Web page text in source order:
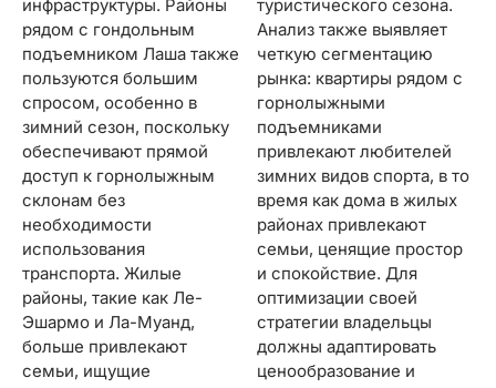
инфраструктуры. Районы
рядом с гондольным
подъемником Лаша также
пользуются большим
спросом, особенно в
зимний сезон, поскольку
обеспечивают прямой
доступ к горнолыжным
склонам без
необходимости
использования
транспорта. Жилые
районы, такие как Ле-
Эшармо и Ла-Муанд,
больше привлекают
семьи, ищущие
туристического сезона.
Анализ также выявляет
четкую сегментацию
рынка: квартиры рядом с
горнолыжными
подъемниками
привлекают любителей
зимних видов спорта, в то
время как дома в жилых
районах привлекают
семьи, ценящие простор
и спокойствие. Для
оптимизации своей
стратегии владельцы
должны адаптировать
ценообразование и